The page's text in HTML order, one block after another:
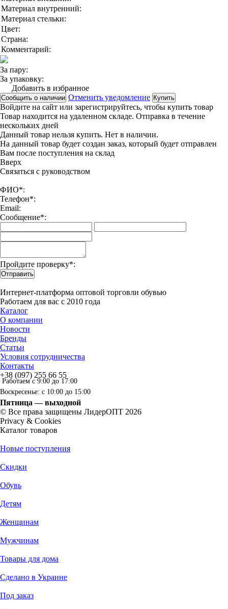
Материал внутренний:
Материал стельки:
Цвет:
Страна:
Комментарий:
За пару:
За упаковку:
Добавить в избранное
Сообщить о наличии Отменить уведомление Купить
Войдите на сайт или зарегистрируйтесь, чтобы купить товар
Товар находится на удаленном складе. Отправка в течение
нескольких дней
Данный товар нельзя купить. Нет в наличии.
На данный товар будет создан заказ, который будет отправлен
Вам после поступления на склад
Вверx
Связаться с руководством
ФИО*:
Телефон*:
Email:
Сообщение*:
Пройдите проверку*:
Отправить
Интернет-платформа оптовой торговли обувью
Работаем для вас с 2010 года
Каталог
О компании
Новости
Бренды
Статьи
Условия сотрудничества
Контакты
+38 (097) 255 66 55
Работаем с 9:00 до 17:00
Воскресенье: с 10:00 до 15:00
Пятница — выходной
© Все права защищены ЛидерОПТ 2026
Privacy & Cookies
Каталог товаров
Новые поступления
Скидки
Обувь
Детям
Женщинам
Мужчинам
Товары для дома
Сделано в Украине
Под заказ